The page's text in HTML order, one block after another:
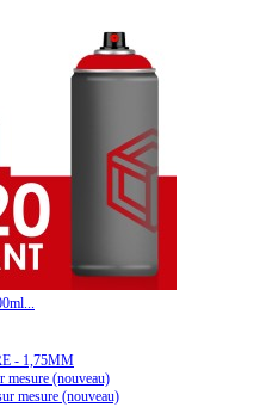
- 1,75MM
mesure (nouveau)
mesure (nouveau)